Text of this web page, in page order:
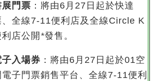
展門票 ：將由6月27日起於快達
、全線7-11便利店及全線Circle K
店公開*發售。
子入場券 ：將由6月27日起於01空
電子門票銷售平台、全線7-11便利